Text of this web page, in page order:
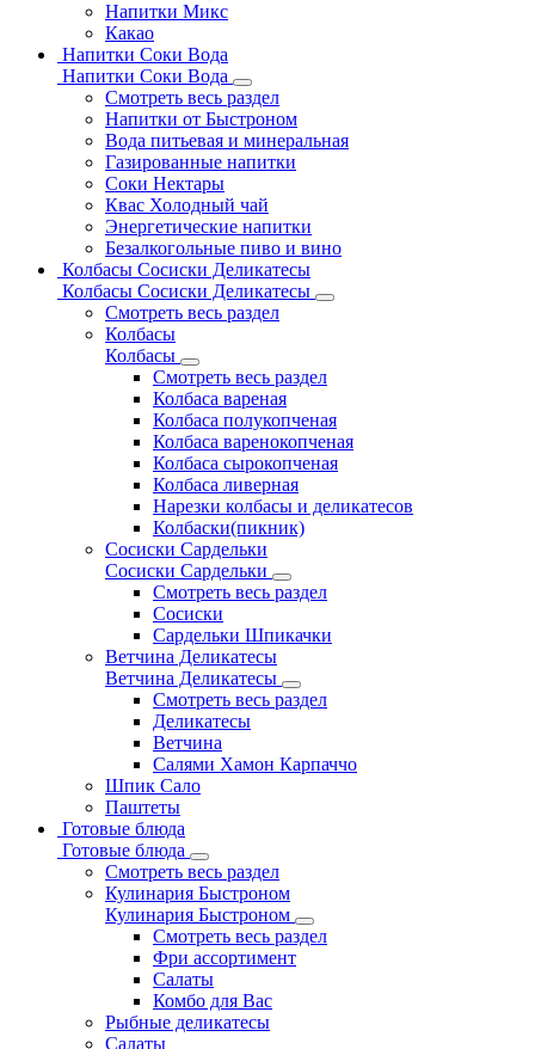
Напитки Микс
Какао
Напитки Соки Вода
Напитки Соки Вода
Смотреть весь раздел
Напитки от Быстроном
Вода питьевая и минеральная
Газированные напитки
Соки Нектары
Квас Холодный чай
Энергетические напитки
Безалкогольные пиво и вино
Колбасы Сосиски Деликатесы
Колбасы Сосиски Деликатесы
Смотреть весь раздел
Колбасы
Колбасы
Смотреть весь раздел
Колбаса вареная
Колбаса полукопченая
Колбаса варенокопченая
Колбаса сырокопченая
Колбаса ливерная
Нарезки колбасы и деликатесов
Колбаски(пикник)
Сосиски Сардельки
Сосиски Сардельки
Смотреть весь раздел
Сосиски
Сардельки Шпикачки
Ветчина Деликатесы
Ветчина Деликатесы
Смотреть весь раздел
Деликатесы
Ветчина
Салями Хамон Карпаччо
Шпик Сало
Паштеты
Готовые блюда
Готовые блюда
Смотреть весь раздел
Кулинария Быстроном
Кулинария Быстроном
Смотреть весь раздел
Фри ассортимент
Салаты
Комбо для Вас
Рыбные деликатесы
Салаты